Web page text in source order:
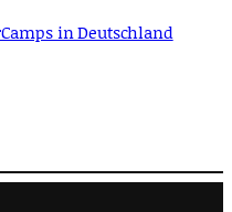
in Deutschland